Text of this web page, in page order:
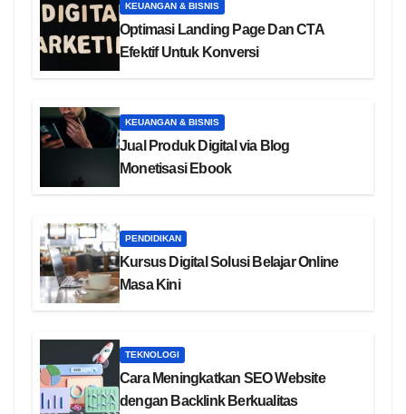
KEUANGAN & BISNIS
Optimasi Landing Page Dan CTA
Efektif Untuk Konversi
KEUANGAN & BISNIS
Jual Produk Digital via Blog
Monetisasi Ebook
PENDIDIKAN
Kursus Digital Solusi Belajar Online
Masa Kini
TEKNOLOGI
Cara Meningkatkan SEO Website
dengan Backlink Berkualitas